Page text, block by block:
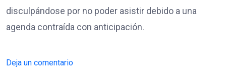
disculpándose por no poder asistir debido a una
agenda contraída con anticipación.
Deja un comentario